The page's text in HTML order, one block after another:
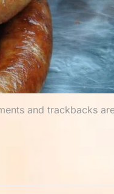
and trackbacks